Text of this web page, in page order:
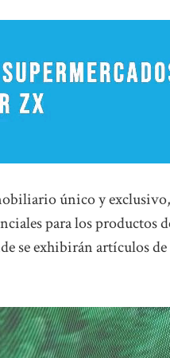
único y exclusivo,
para los productos
se exhibirán artículos de